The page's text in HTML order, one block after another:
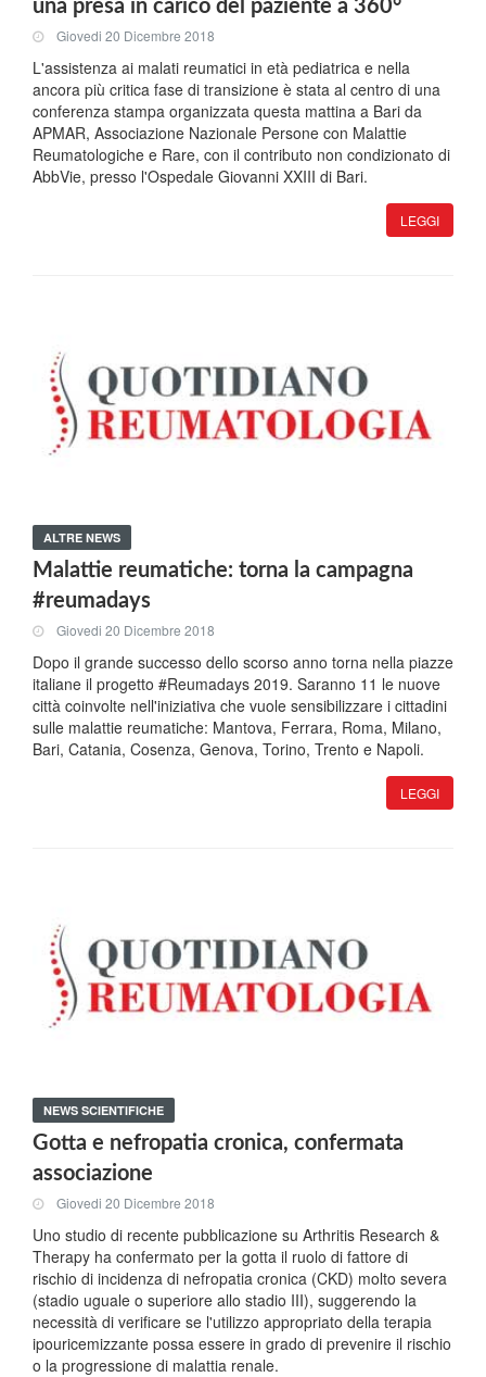
una presa in carico del paziente a 360°
Giovedi 20 Dicembre 2018
L'assistenza ai malati reumatici in età pediatrica e nella
ancora più critica fase di transizione è stata al centro di una
conferenza stampa organizzata questa mattina a Bari da
APMAR, Associazione Nazionale Persone con Malattie
Reumatologiche e Rare, con il contributo non condizionato di
AbbVie, presso l'Ospedale Giovanni XXIII di Bari.
LEGGI
ALTRE NEWS
Malattie reumatiche: torna la campagna
#reumadays
Giovedi 20 Dicembre 2018
Dopo il grande successo dello scorso anno torna nella piazze
italiane il progetto #Reumadays 2019. Saranno 11 le nuove
città coinvolte nell'iniziativa che vuole sensibilizzare i cittadini
sulle malattie reumatiche: Mantova, Ferrara, Roma, Milano,
Bari, Catania, Cosenza, Genova, Torino, Trento e Napoli.
LEGGI
NEWS SCIENTIFICHE
Gotta e nefropatia cronica, confermata
associazione
Giovedi 20 Dicembre 2018
Uno studio di recente pubblicazione su Arthritis Research &
Therapy ha confermato per la gotta il ruolo di fattore di
rischio di incidenza di nefropatia cronica (CKD) molto severa
(stadio uguale o superiore allo stadio III), suggerendo la
necessità di verificare se l'utilizzo appropriato della terapia
ipouricemizzante possa essere in grado di prevenire il rischio
o la progressione di malattia renale.